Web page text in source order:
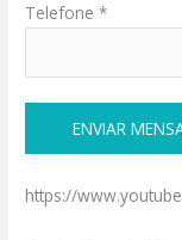
Telefone *
https://